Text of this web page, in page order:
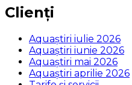
Clienți
Aquaștiri iulie 2026
Aquaștiri iunie 2026
Aquaștiri mai 2026
Aquaștiri aprilie 2026